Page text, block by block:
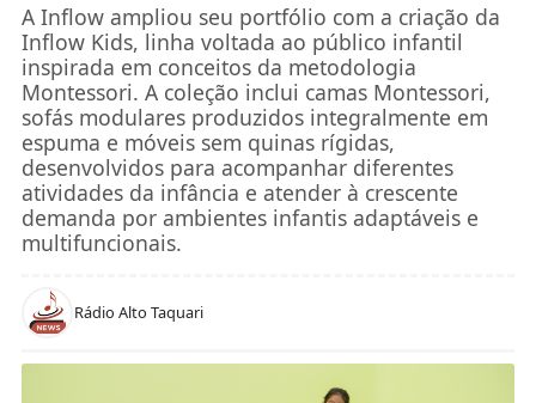
A Inflow ampliou seu portfólio com a criação da
Inflow Kids, linha voltada ao público infantil
inspirada em conceitos da metodologia
Montessori. A coleção inclui camas Montessori,
sofás modulares produzidos integralmente em
espuma e móveis sem quinas rígidas,
desenvolvidos para acompanhar diferentes
atividades da infância e atender à crescente
demanda por ambientes infantis adaptáveis e
multifuncionais.
Rádio Alto Taquari